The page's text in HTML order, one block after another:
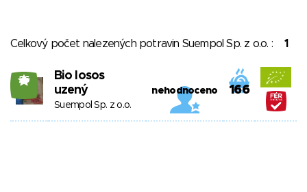
Celkový počet nalezených potravin Suempol Sp. z o.o. : 1
26
Bio losos
uzený
Suempol Sp. z o.o.
nehodnoceno 166